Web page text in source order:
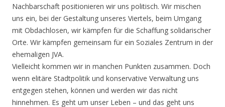
Nachbarschaft positionieren wir uns politisch. Wir mischen
uns ein, bei der Gestaltung unseres Viertels, beim Umgang
mit Obdachlosen, wir kämpfen für die Schaffung solidarischer
Orte. Wir kämpfen gemeinsam für ein Soziales Zentrum in der
ehemaligen JVA.
Vielleicht kommen wir in manchen Punkten zusammen. Doch
wenn elitäre Stadtpolitik und konservative Verwaltung uns
entgegen stehen, können und werden wir das nicht
hinnehmen. Es geht um unser Leben – und das geht uns